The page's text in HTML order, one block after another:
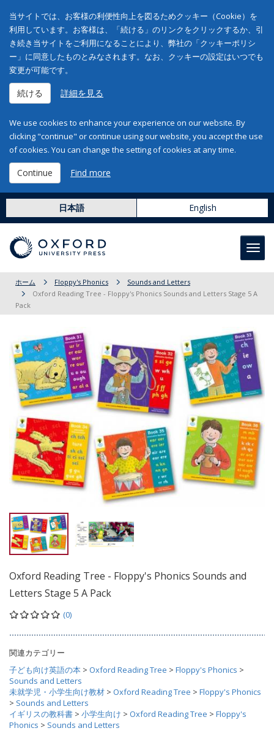
当サイトでは、お客様の利便性向上を図るためクッキー（Cookie）を
利用しています。お客様は、「続ける」のリンクをクリックするか、引
き続き当サイトをご利用になることにより、弊社の「クッキーポリシ
ー」に同意したものとみなされます。なお、クッキーの設定はいつでも
変更が可能です。
続ける 詳細を見る
We use cookies to enhance your experience on our website. By
clicking "continue" or continue using our website, you accept the use
of cookies. You can change the setting of cookies at any time.
Continue Find more
日本語 English
ホーム Floppy's Phonics
Sounds and Letters
Oxford Reading Tree - Floppy's Phonics Sounds and Letters Stage 5 A
Pack
Oxford Reading Tree - Floppy's Phonics Sounds and
Letters Stage 5 A Pack
(0)
関連カテゴリー
子ども向け英語の本 > Oxford Reading Tree > Floppy's Phonics >
Sounds and Letters
未就学児・小学生向け教材 > Oxford Reading Tree > Floppy's Phonics
> Sounds and Letters
イギリスの教科書 > 小学生向け > Oxford Reading Tree > Floppy's
Phonics > Sounds and Letters